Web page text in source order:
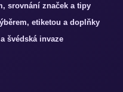
srovnání značek a tipy
etiketou a doplňky
švédská invaze